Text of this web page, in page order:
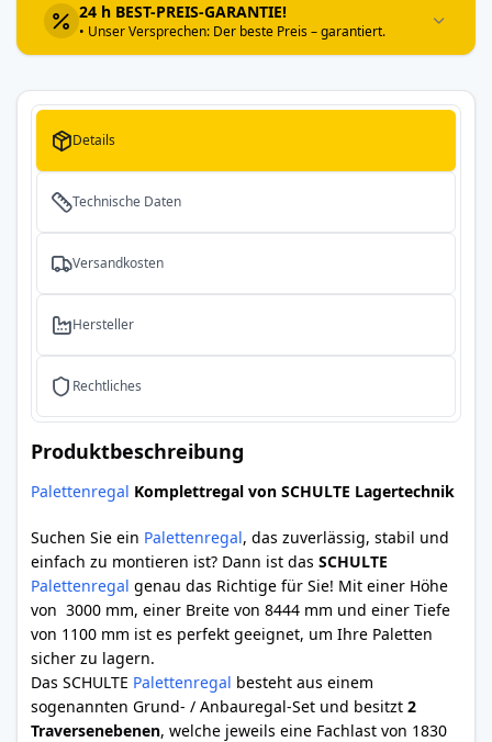
24 h BEST-PREIS-GARANTIE!
• Unser Versprechen: Der beste Preis – garantiert.
Details
Technische Daten
Versandkosten
Hersteller
Rechtliches
Produktbeschreibung
Palettenregal Komplettregal von SCHULTE Lagertechnik
Suchen Sie ein Palettenregal, das zuverlässig, stabil und
einfach zu montieren ist? Dann ist das SCHULTE
Palettenregal genau das Richtige für Sie! Mit einer Höhe
von 3000 mm, einer Breite von 8444 mm und einer Tiefe
von 1100 mm ist es perfekt geeignet, um Ihre Paletten
sicher zu lagern.
Das SCHULTE Palettenregal besteht aus einem
sogenannten Grund- / Anbauregal-Set und besitzt 2
Traversenebenen, welche jeweils eine Fachlast von 1830